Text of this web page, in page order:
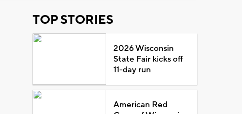
TOP STORIES
2026 Wisconsin
State Fair kicks off
11-day run
American Red